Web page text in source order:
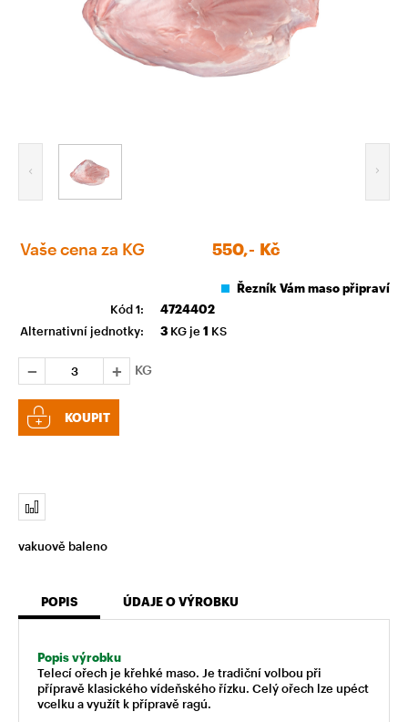
Vaše cena za KG 550,- Kč
Řezník Vám maso připraví
Kód 1:
4724402
Alternativní jednotky:
3 KG je 1 KS
KG
KOUPIT
vakuově baleno
POPIS ÚDAJE O VÝROBKU
Popis výrobku
Telecí ořech je křehké maso. Je tradiční volbou při
přípravě klasického vídeňského řízku. Celý ořech lze upéct
vcelku a využít k přípravě ragú.